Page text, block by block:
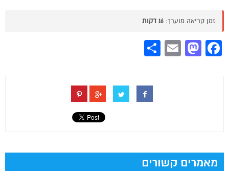
זמן קריאה מוערך: 16 דקות
Facebook
Mastodon
Email
מאמרים קשורים